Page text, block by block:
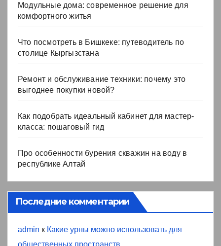
Модульные дома: современное решение для
комфортного житья
Что посмотреть в Бишкеке: путеводитель по
столице Кыргызстана
Ремонт и обслуживание техники: почему это
выгоднее покупки новой?
Как подобрать идеальный кабинет для мастер-
класса: пошаговый гид
Про особенности бурения скважин на воду в
республике Алтай
Последние комментарии
admin к Какие урны можно использовать для
общественных пространств